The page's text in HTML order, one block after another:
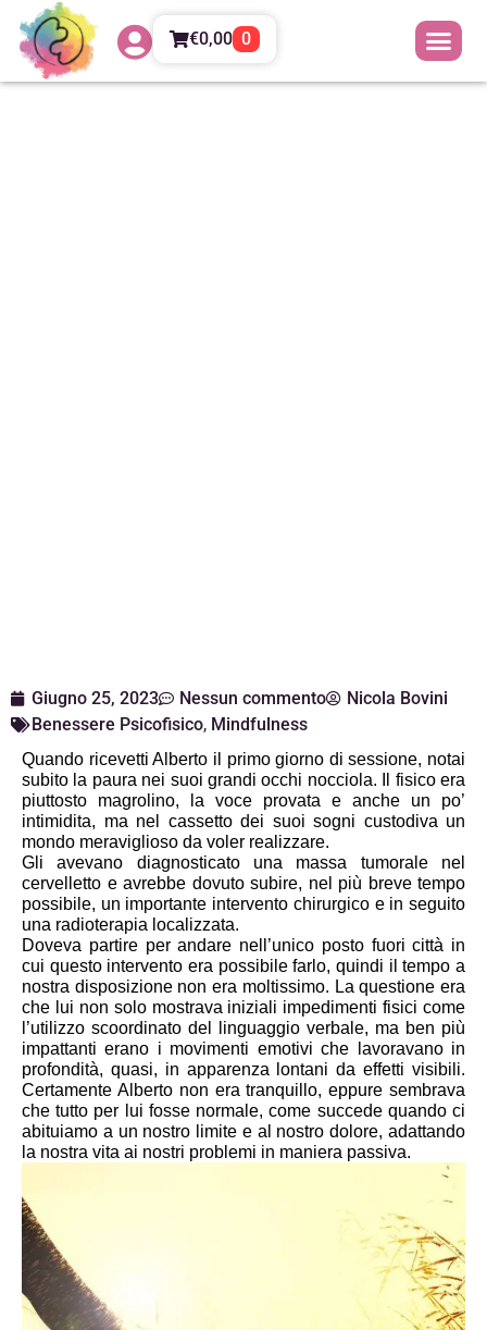
€0,00 0
Giugno 25, 2023 Nessun commento
Nicola Bovini
Benessere Psicofisico, Mindfulness
Quando ricevetti Alberto il primo giorno di sessione, notai
subito la paura nei suoi grandi occhi nocciola. Il fisico era
piuttosto magrolino, la voce provata e anche un po’
intimidita, ma nel cassetto dei suoi sogni custodiva un
mondo meraviglioso da voler realizzare.
Gli avevano diagnosticato una massa tumorale nel
cervelletto e avrebbe dovuto subire, nel più breve tempo
possibile, un importante intervento chirurgico e in seguito
una radioterapia localizzata.
Doveva partire per andare nell’unico posto fuori città in
cui questo intervento era possibile farlo, quindi il tempo a
nostra disposizione non era moltissimo. La questione era
che lui non solo mostrava iniziali impedimenti fisici come
l’utilizzo scoordinato del linguaggio verbale, ma ben più
impattanti erano i movimenti emotivi che lavoravano in
profondità, quasi, in apparenza lontani da effetti visibili.
Certamente Alberto non era tranquillo, eppure sembrava
che tutto per lui fosse normale, come succede quando ci
abituiamo a un nostro limite e al nostro dolore, adattando
la nostra vita ai nostri problemi in maniera passiva.